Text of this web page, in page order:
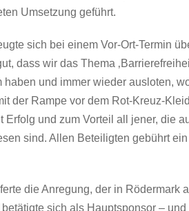
Umsetzung geführt.
sich bei einem Vor-Ort-Termin
dass wir das Thema
und immer wieder ausloten,
der Rampe vor dem Rot-Kreuz-
Erfolg und zum Vorteil all jener, die
sind. Allen Beteiligten gebührt
die Anregung, der in Rödermark
sich als Hauptsponsor –